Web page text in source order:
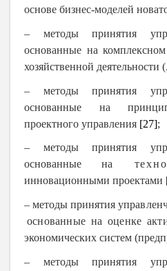
основе бизнес-моделей
– методы принятия
основанные на
хозяйственной
– методы принятия
основанные на
проектного управления [27];
– методы принятия
основанные на
инновационными проектами
– методы принятия уп
основанные наоценке
экономических систем
– методы принятия